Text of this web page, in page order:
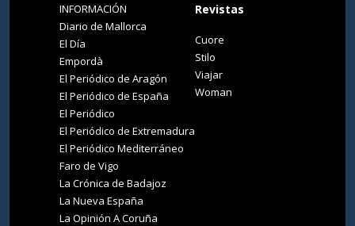
INFORMACIÓN
Diario de Mallorca
El Día
Empordà
El Periódico de Aragón
El Periódico de España
El Periódico
El Periódico de Extremadura
El Periódico Mediterráneo
Faro de Vigo
La Crónica de Badajoz
La Nueva España
La Opinión A Coruña
Revistas
Cuore
Stilo
Viajar
Woman